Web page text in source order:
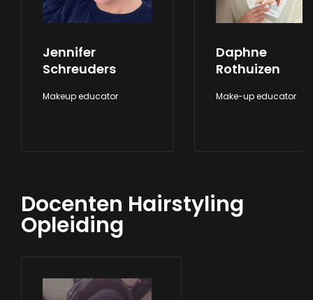
Jennifer
Schreuders
Makeup educator
Daphne
Rothuizen
Make-up educator
Docenten Hairstyling
Opleiding